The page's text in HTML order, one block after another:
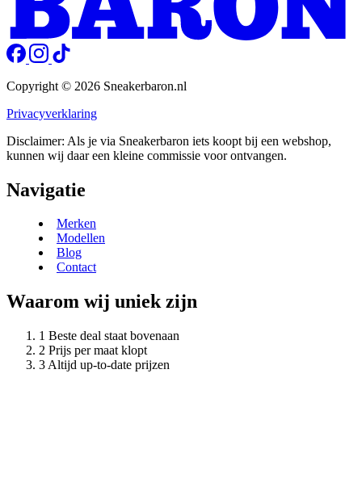
Copyright © 2026 Sneakerbaron.nl
Privacyverklaring
Disclaimer: Als je via Sneakerbaron iets koopt bij een webshop,
kunnen wij daar een kleine commissie voor ontvangen.
Navigatie
Merken
Modellen
Blog
Contact
Waarom wij uniek zijn
Beste deal staat bovenaan
Prijs per maat klopt
Altijd up-to-date prijzen